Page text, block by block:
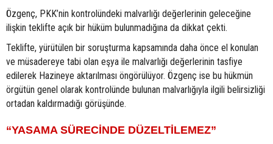
Özgenç, PKK’nin kontrolündeki malvarlığı değerlerinin geleceğine
ilişkin teklifte açık bir hüküm bulunmadığına da dikkat çekti.
Teklifte, yürütülen bir soruşturma kapsamında daha önce el konulan
ve müsadereye tabi olan eşya ile malvarlığı değerlerinin tasfiye
edilerek Hazineye aktarılması öngörülüyor. Özgenç ise bu hükmün
örgütün genel olarak kontrolünde bulunan malvarlığıyla ilgili belirsizliği
ortadan kaldırmadığı görüşünde.
“YASAMA SÜRECİNDE DÜZELTİLEMEZ”